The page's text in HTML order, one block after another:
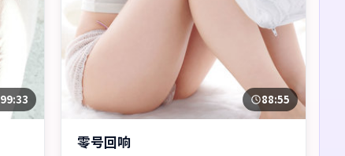
99:33 88:55
零号回响